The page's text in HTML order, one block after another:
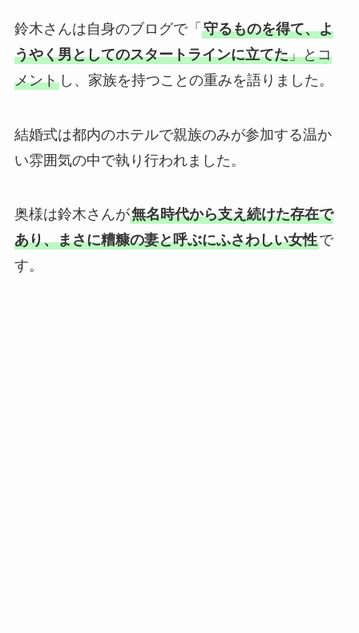
鈴木さんは自身のブログで「 守るものを得て、よ
うやく男としてのスタートラインに立てた」とコ
メントし、家族を持つことの重みを語りました。
結婚式は都内のホテルで親族のみが参加する温か
い雰囲気の中で執り行われました。
奥様は鈴木さんが無名時代から支え続けた存在で
あり、まさに糟糠の妻と呼ぶにふさわしい女性で
す。